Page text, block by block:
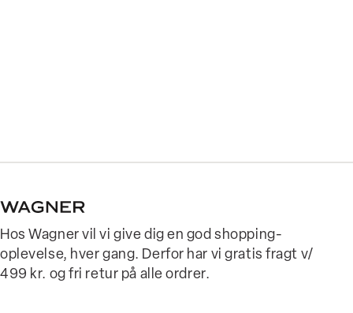
Hos Wagner vil vi give dig en god shopping-
oplevelse, hver gang. Derfor har vi gratis fragt v/
499 kr. og fri retur på alle ordrer.